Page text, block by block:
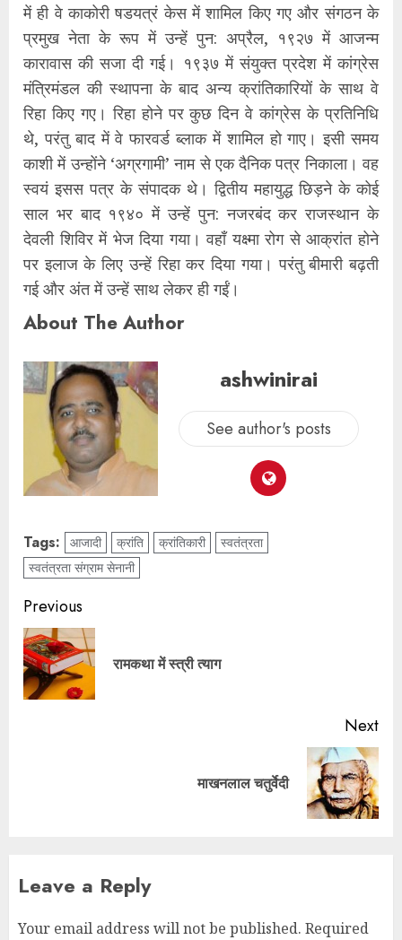
में ही वे काकोरी षडयत्रं केस में शामिल किए गए और संगठन के
प्रमुख नेता के रूप में उन्हें पुन: अप्रैल, १९२७ में आजन्म
कारावास की सजा दी गई। १९३७ में संयुक्त प्रदेश में कांग्रेस
मंत्रिमंडल की स्थापना के बाद अन्य क्रांतिकारियों के साथ वे
रिहा किए गए। रिहा होने पर कुछ दिन वे कांग्रेस के प्रतिनिधि
थे, परंतु बाद में वे फारवर्ड ब्लाक में शामिल हो गाए। इसी समय
काशी में उन्होंने ‘अग्रगामी’ नाम से एक दैनिक पत्र निकाला। वह
स्वयं इसस पत्र के संपादक थे। द्वितीय महायुद्ध छिड़ने के कोई
साल भर बाद १९४० में उन्हें पुन: नजरबंद कर राजस्थान के
देवली शिविर में भेज दिया गया। वहाँ यक्ष्मा रोग से आक्रांत होने
पर इलाज के लिए उन्हें रिहा कर दिया गया। परंतु बीमारी बढ़ती
गई और अंत में उन्हें साथ लेकर ही गईं।
About The Author
ashwinirai
See author's posts
Tags: आजादी क्रांति क्रांतिकारी
स्वतंत्रता
स्वतंत्रता संग्राम सेनानी
Previous
रामकथा में स्त्री त्याग
Next
माखनलाल चतुर्वेदी
Leave a Reply
Your email address will not be published. Required